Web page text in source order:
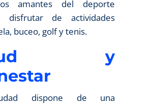
amantes del deporte
disfrutar de actividades
buceo, golf y tenis.
y
dispone de una